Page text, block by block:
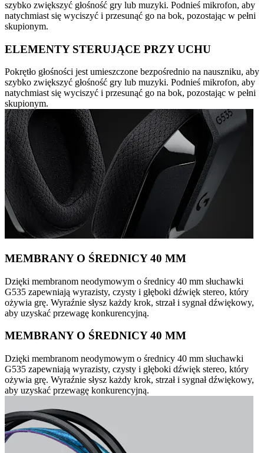
szybko zwiększyć głośność gry lub muzyki. Podnieś mikrofon, aby
natychmiast się wyciszyć i przesunąć go na bok, pozostając w pełni
skupionym.
ELEMENTY STERUJĄCE PRZY UCHU
Pokrętło głośności jest umieszczone bezpośrednio na nauszniku, aby
szybko zwiększyć głośność gry lub muzyki. Podnieś mikrofon, aby
natychmiast się wyciszyć i przesunąć go na bok, pozostając w pełni
skupionym.
MEMBRANY O ŚREDNICY 40 MM
Dzięki membranom neodymowym o średnicy 40 mm słuchawki
G535 zapewniają wyrazisty, czysty i głęboki dźwięk stereo, który
ożywia grę. Wyraźnie słysz każdy krok, strzał i sygnał dźwiękowy,
aby uzyskać przewagę konkurencyjną.
MEMBRANY O ŚREDNICY 40 MM
Dzięki membranom neodymowym o średnicy 40 mm słuchawki
G535 zapewniają wyrazisty, czysty i głęboki dźwięk stereo, który
ożywia grę. Wyraźnie słysz każdy krok, strzał i sygnał dźwiękowy,
aby uzyskać przewagę konkurencyjną.